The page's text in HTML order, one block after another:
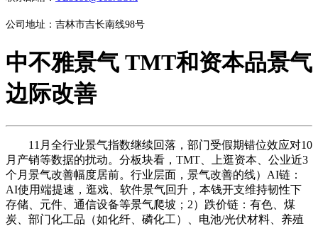
公司地址：吉林市吉长南线98号
中不雅景气 TMT和资本品景气
边际改善
11月全行业景气指数继续回落，部门受假期错位效应对10
月产销等数据的扰动。分板块看，TMT、上逛资本、公业近3
个月景气改善幅度居前。行业层面，景气改善的线）AI链：
AI使用端提速，逛戏、软件景气回升，本钱开支维持韧性下
存储、元件、通信设备等景气爬坡；2）跌价链：有色、煤
炭、部门化工品（如化纤、磷化工）、电池/光伏材料、养殖